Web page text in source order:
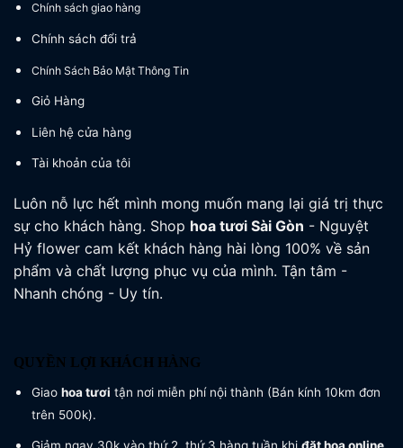
Chính sách giao hàng
Chính sách đổi trả
Chính Sách Bảo Mật Thông Tin
Giỏ Hàng
Liên hệ cửa hàng
Tài khoản của tôi
Luôn nỗ lực hết mình mong muốn mang lại giá trị thực
sự cho khách hàng. Shop hoa tươi Sài Gòn - Nguyệt
Hỷ flower cam kết khách hàng hài lòng 100% về sản
phẩm và chất lượng phục vụ của mình. Tận tâm -
Nhanh chóng - Uy tín.
QUYỀN LỢI KHÁCH HÀNG
Giao hoa tươi tận nơi miễn phí nội thành (Bán kính 10km đơn
trên 500k).